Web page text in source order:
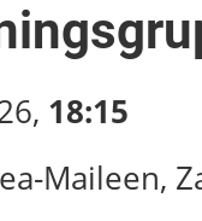
18:15
Maileen,